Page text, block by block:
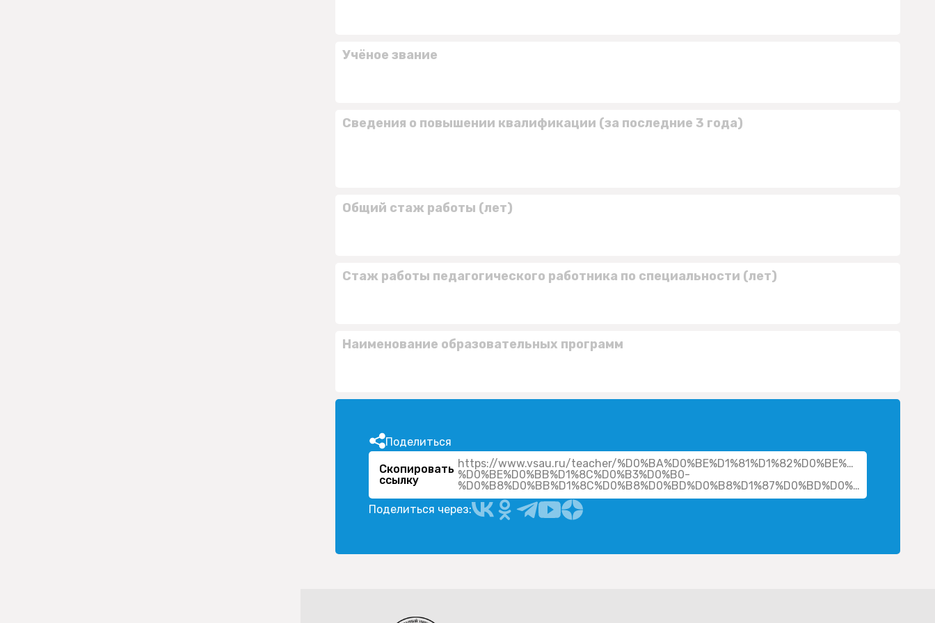
Учёное звание
Сведения о повышении квалификации (за последние 3 года)
Общий стаж работы (лет)
Стаж работы педагогического работника по специальности (лет)
Наименование образовательных программ
Поделиться
Скопировать
ссылку
https://www.vsau.ru/teacher/
%D0%BE%D0%BB%D1%8C%D0%B3%D0%B0-
%D0%B8%D0%BB%D1%8C%D0%B8%D0%BD%D0%B8%D1%87%D0%BD%D0%B0/
Поделиться через: